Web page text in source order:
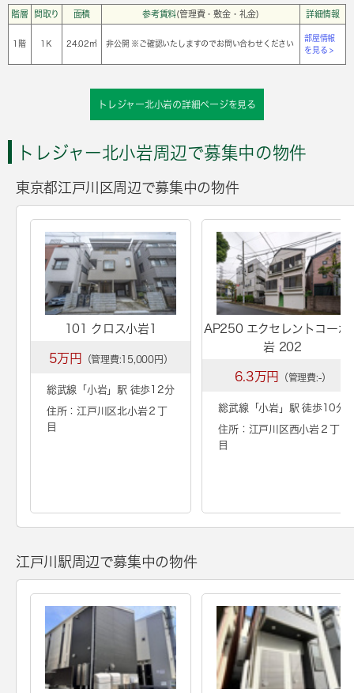
階層 間取り 面積 参考賃料(管理費・敷金・礼金) 詳細情報
1階 1Ｋ 24.02㎡ 非公開 ※ご確認いたしますのでお問い合わせください
部屋情報
を見る >
トレジャー北小岩の詳細ページを見る
トレジャー北小岩周辺で募集中の物件
東京都江戸川区周辺で募集中の物件
101 クロス小岩1
5万円 （管理費:15,000円）
総武線「 小岩」駅 徒歩12分
住所：江戸川区北小岩２丁
目
AP250 エクセレントコーポ
岩 202
6.3万円 （管理費:-）
総武線「小岩」駅 徒歩10分
住所：江戸川区西小岩２丁
目
江戸川駅周辺で募集中の物件